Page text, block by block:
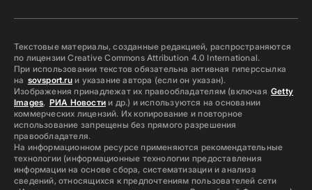
Текстовые материалы, созданные редакцией, распространяются
по лицензии Creative Commons Attribution 4.0 International.
При использовании текстов обязательна активная гиперссылка
на sovsport.ruи указание автора (если он указан).
Изображения принадлежат их правообладателям (включая Getty
Images, РИА Новостии др.) и используются на основании
коммерческих лицензий. Их копирование и повторное
использование запрещены без прямого разрешения
правообладателя.
На информационном ресурсе применяются рекомендательные
технологии (информационные технологии предоставления
информации на основе сбора, систематизации и анализа
сведений, относящихся к предпочтениям пользователей сети